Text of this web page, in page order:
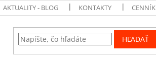
AKTUALITY - BLOG KONTAKTY
HĽADAŤ